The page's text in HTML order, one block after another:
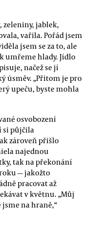
zeleniny, jablek,
vařila. Pořád jsem
jsem se za to, ale
umřeme hlady. Jídlo
načež se jí
úsměv. „Přitom je pro
upeču, byste mohla
osvobození
si půjčila
zároveň přišlo
najednou
tak na překonání
— jakožto
pracovat až
v květnu. „Můj
na hraně,“